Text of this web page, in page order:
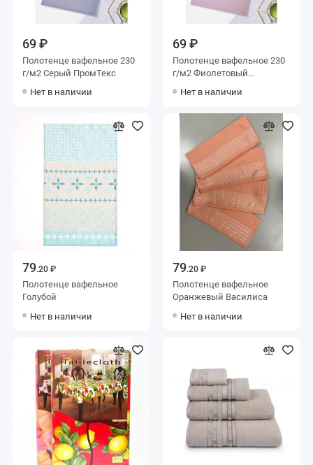
69 ₽
Полотенце вафельное 230
г/м2 Серый ПромТекс
Нет в наличии
69 ₽
Полотенце вафельное 230
г/м2 Фиолетовый
Нет в наличии
79.20 ₽
Полотенце вафельное
Голубой
Нет в наличии
79.20 ₽
Полотенце вафельное
Оранжевый Василиса
Нет в наличии